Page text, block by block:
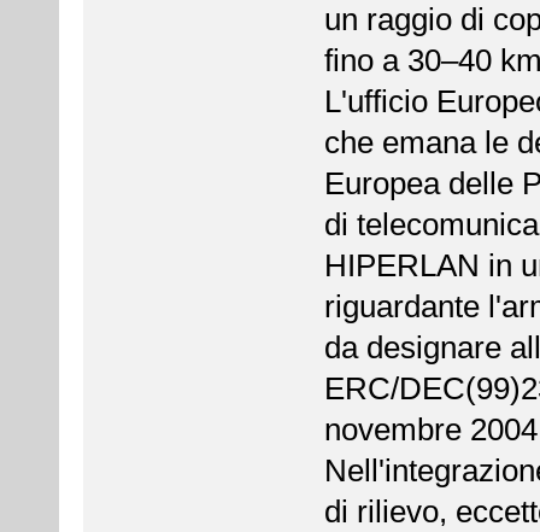
un raggio di
fino a 30–40
L'ufficio
che emana le
Europea delle
di
HIPERLAN in
riguardante
da designare
ERC/
novembre
di rilievo,